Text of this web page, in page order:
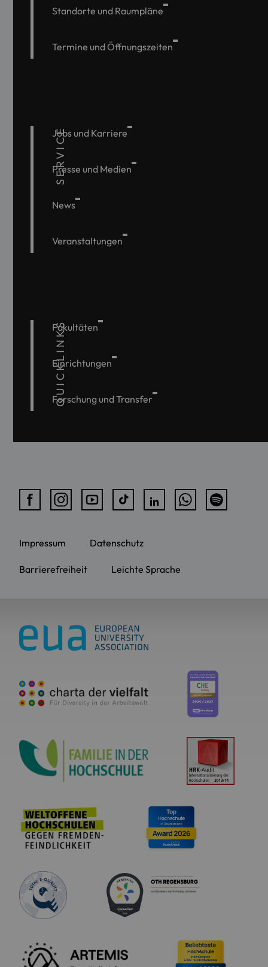
Standorte und Raumpläne
Termine und Öffnungszeiten
SERVICE
Jobs und Karriere
Presse und Medien
News
Veranstaltungen
QUICKLINKS
Fakultäten
Einrichtungen
Forschung und Transfer
Impressum Datenschutz
Barrierefreiheit Leichte Sprache